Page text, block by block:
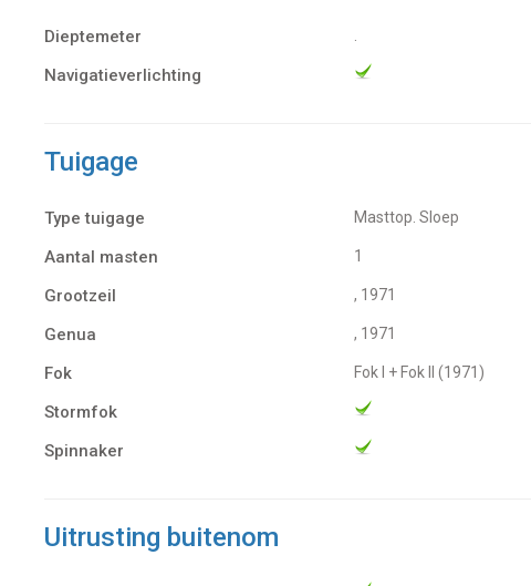
Dieptemeter .
Navigatieverlichting
Tuigage
Type tuigage Masttop. Sloep
Aantal masten 1
Grootzeil , 1971
Genua , 1971
Fok Fok I + Fok II (1971)
Stormfok
Spinnaker
Uitrusting buitenom